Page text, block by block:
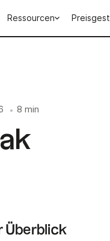
Ressourcen
• 8 min
Überblick